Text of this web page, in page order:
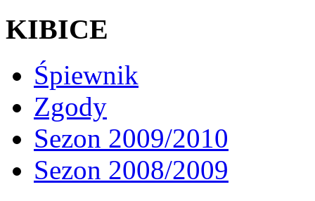
KIBICE
Śpiewnik
Zgody
Sezon 2009/2010
Sezon 2008/2009